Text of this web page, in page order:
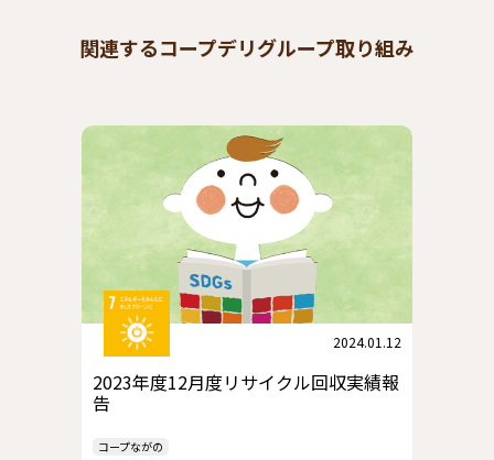
関連するコープデリグループ取り組み
2024.01.12
2023年度12月度リサイクル回収実績報
告
コープながの